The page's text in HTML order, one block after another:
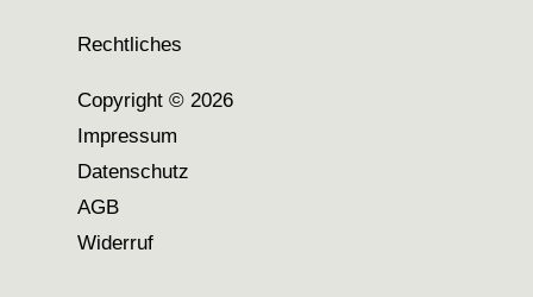
Rechtliches
Copyright © 2026
Impressum
Datenschutz
AGB
Widerruf